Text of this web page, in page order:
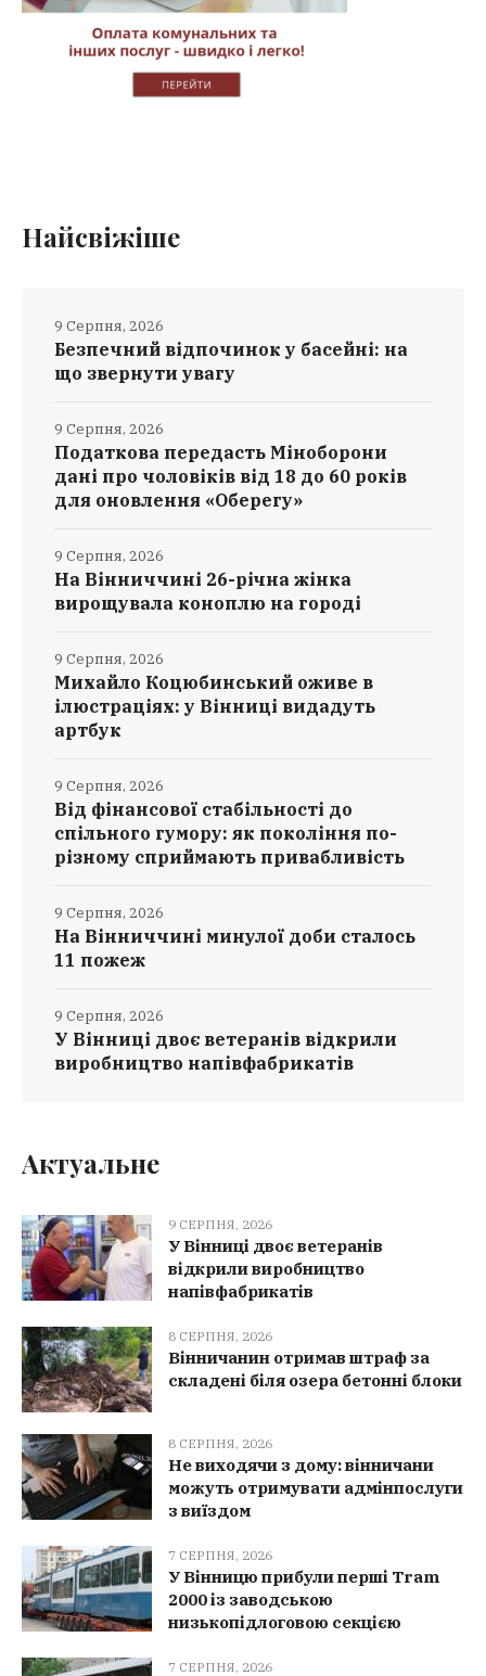
Найсвіжіше
Безпечний відпочинок у басейні: на
що звернути увагу
9 Серпня, 2026
Податкова передасть Міноборони
дані про чоловіків від 18 до 60 років
для оновлення «Оберегу»
9 Серпня, 2026
На Вінниччині 26-річна жінка
вирощувала коноплю на городі
9 Серпня, 2026
Михайло Коцюбинський оживе в
ілюстраціях: у Вінниці видадуть
артбук
9 Серпня, 2026
Від фінансової стабільності до
спільного гумору: як покоління по-
різному сприймають привабливість
9 Серпня, 2026
На Вінниччині минулої доби сталось
11 пожеж
9 Серпня, 2026
У Вінниці двоє ветеранів відкрили
виробництво напівфабрикатів
9 Серпня, 2026
Актуальне
9 СЕРПНЯ, 2026
У Вінниці двоє ветеранів
відкрили виробництво
напівфабрикатів
8 СЕРПНЯ, 2026
Вінничанин отримав штраф за
складені біля озера бетонні блоки
8 СЕРПНЯ, 2026
Не виходячи з дому: вінничани
можуть отримувати адмінпослуги
з виїздом
7 СЕРПНЯ, 2026
У Вінницю прибули перші Tram
2000 із заводською
низькопідлоговою секцією
7 СЕРПНЯ, 2026